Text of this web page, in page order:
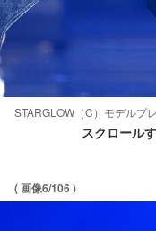
STARGLOW（C）モデルプ
スクロール
( 画像6/106 )